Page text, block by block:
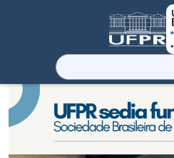
Pesquisar
por: